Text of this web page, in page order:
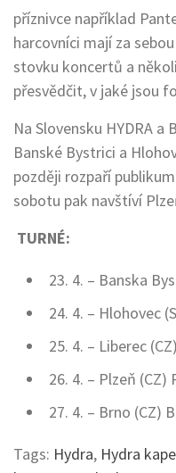
příznivce například
harcovníci mají za
stovku koncertů a
přesvědčit, v jaké jsou
Na Slovensku HYDRA a
Banské Bystrici a
později rozpaří
sobotu pak navštíví
TURNÉ:
23. 4. – Banska
24. 4. – Hlohovec
25. 4. – Liberec
26. 4. – Plzeň (CZ)
27. 4. – Brno (CZ)
Tags: Hydra, Hydra